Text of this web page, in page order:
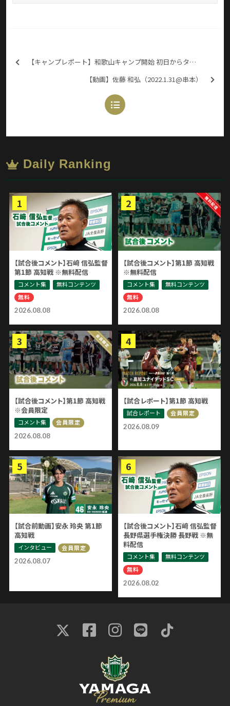
【キャンプレポート】和歌山キャンプ開始 初日からタフにデュエル（2022.1.30@串本）
【動画】佐藤 和弘（2022.1.31@串本）
Daily Ranking
2026.08.08
【試合後コメント】石﨑 信弘監督
第1節 高知戦 ※無料配信
コメント集
無料コンテンツ
無料
2026.08.08
【試合後コメント】第1節 高知戦
※無料配信
コメント集
無料コンテンツ
無料
2026.08.08
【試合後コメント】第1節 高知戦
※会員限定
コメント集 会員限定
2026.08.09
【試合レポート】第1節 高知戦
試合レポート 会員限定
2026.08.07
【試合前動画】安永 玲央 第1節
高知戦
インタビュー 会員限定
2026.08.02
【試合後コメント】石﨑 信弘監督
長野県選手権決勝 長野戦 ※無
料配信
コメント集
無料コンテンツ
無料